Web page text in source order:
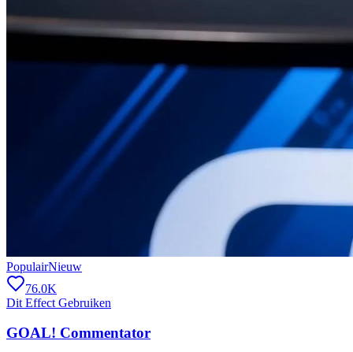
PopulairNieuw
76.0K
Dit Effect Gebruiken
GOAL! Commentator